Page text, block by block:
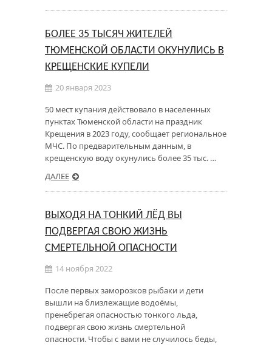
БОЛЕЕ 35 ТЫСЯЧ ЖИТЕЛЕЙ
ТЮМЕНСКОЙ ОБЛАСТИ ОКУНУЛИСЬ В
КРЕЩЕНСКИЕ КУПЕЛИ
20 января 2023
50 мест купания действовало в населенных
пунктах Тюменской области на праздник
Крещения в 2023 году, сообщает региональное
МЧС. По предварительным данным, в
крещенскую воду окунулись более 35 тыс. …
ДАЛЕЕ
ВЫХОДЯ НА ТОНКИЙ ЛЁД ВЫ
ПОДВЕРГАЯ СВОЮ ЖИЗНЬ
СМЕРТЕЛЬНОЙ ОПАСНОСТИ
14 ноября 2022
После первых заморозков рыбаки и дети
вышли на близлежащие водоёмы,
пренебрегая опасностью тонкого льда,
подвергая свою жизнь смертельной
опасности. Чтобы с вами не случилось беды,